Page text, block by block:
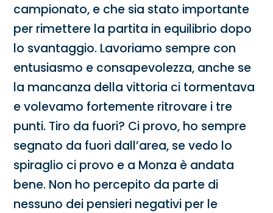
campionato, e che sia stato importante
per rimettere la partita in equilibrio dopo
lo svantaggio. Lavoriamo sempre con
entusiasmo e consapevolezza, anche se
la mancanza della vittoria ci tormentava
e volevamo fortemente ritrovare i tre
punti. Tiro da fuori? Ci provo, ho sempre
segnato da fuori dall’area, se vedo lo
spiraglio ci provo e a Monza è andata
bene. Non ho percepito da parte di
nessuno dei pensieri negativi per le